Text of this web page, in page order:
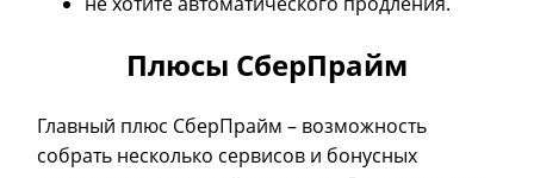
Плюсы СберПрайм
Главный плюс СберПрайм– возможность
собрать несколько сервисов и бонусных